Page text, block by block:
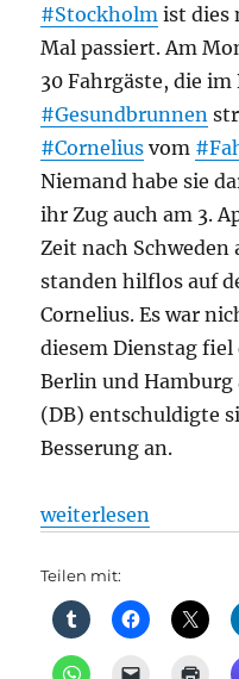
#Stockholm ist dies
Mal passiert. Am
30 Fahrgäste, die
#Gesundbrunnen
#Cornelius vom
Niemand habe sie
ihr Zug auch am 3.
Zeit nach Schweden
standen hilflos auf
Cornelius. Es war
diesem Dienstag
Berlin und Hamburg
(DB) entschuldigte
Besserung an.
„Bahnverkehr:
weiterlesen
Teilen mit: